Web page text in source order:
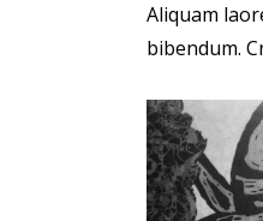
Aliquam
bibendum.